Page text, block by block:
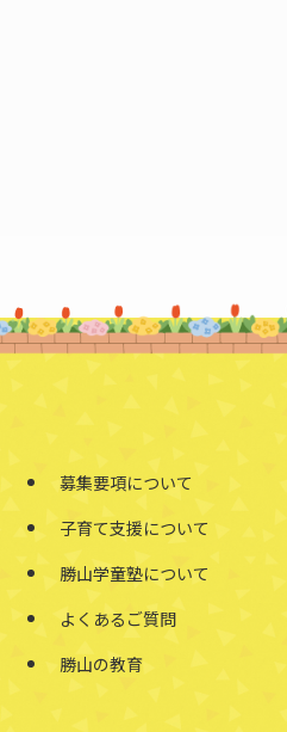
募集要項について
子育て支援について
勝山学童塾について
よくあるご質問
勝山の教育